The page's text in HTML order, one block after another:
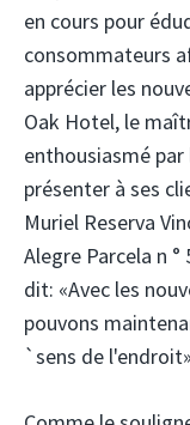
en cours pour
consommateurs
apprécier les
Oak Hotel, le
enthousiasmé
présenter à ses
Muriel Reserva
Alegre Parcela n
dit: «Avec les
pouvons
`sens de